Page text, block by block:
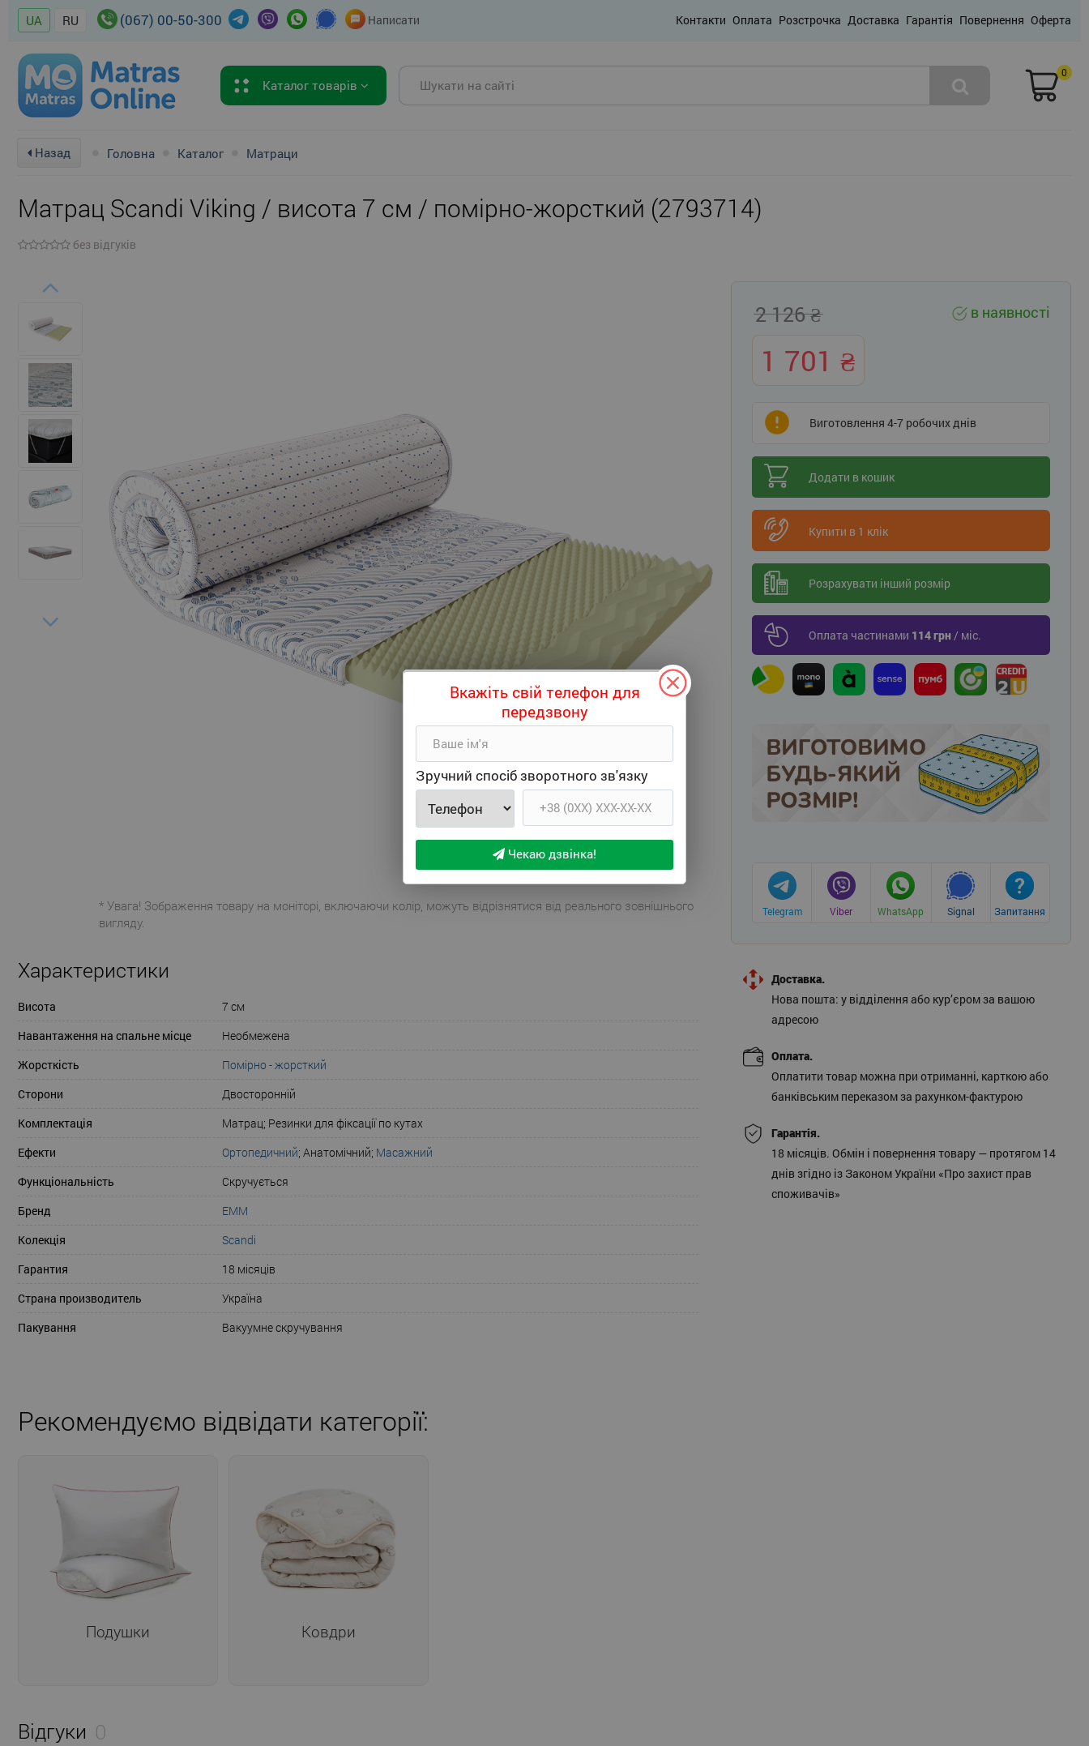
UA RU (067) 00-50-300 Написати Контакти Оплата Розстрочка Доставка Гарантія Повернення Оферта
Каталог товарів
0
Назад Головна Каталог Матраци
Матрац Scandi Viking / висота 7 см / помірно-жорсткий (2793714)
без відгуків
* Увага! Зображення товару на моніторі, включаючи колір, можуть відрізнятися від реального зовнішнього
вигляду.
Характеристики
Висота
7 см
Навантаження на спальне місце
Необмежена
Жорсткість
Помірно - жорсткий
Сторони
Двосторонній
Комплектація
Матрац; Резинки для фіксації по кутах
Ефекти
Ортопедичний; Анатомічний; Масажний
Функціональність
Скручується
Бренд
ЕММ
Колекція
Scandi
Гарантия
18 місяців
Страна производитель
Україна
Пакування
Вакуумне скручування
2 126
1 701
в наявності
Виготовлення 4-7 робочих днів
Додати в кошик
Купити в 1 клік
Розрахувати інший розмір
Оплата частинами 114 грн/ міс.
Telegram Viber WhatsApp Signal Запитання
Доставка.
Нова пошта: у відділення або кур’єром за вашою
адресою
Оплата.
Оплатити товар можна при отриманні, карткою або
банківським переказом за рахунком-фактурою
Гарантія.
18 місяців. Обмін і повернення товару — протягом 14
днів згідно із Законом України «Про захист прав
споживачів»
Рекомендуємо відвідати категорії:
Подушки Ковдри
Відгуки 0
Вкажіть свій телефон для
передзвону
Зручний спосіб зворотного зв'язку
Чекаю дзвінка!